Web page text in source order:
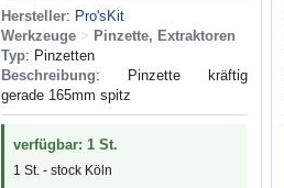
Hersteller: Pro'sKit
Werkzeuge > Pinzette, Extraktoren
Typ: Pinzetten
Beschreibung: Pinzette kräftig
gerade 165mm spitz
verfügbar: 1 St.
1 St. - stock Köln